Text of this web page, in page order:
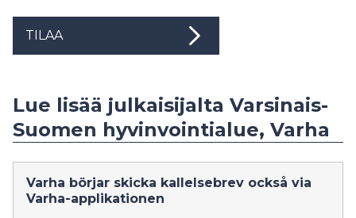
TILAA
Lue lisää julkaisijalta Varsinais-
Suomen hyvinvointialue, Varha
Varha börjar skicka kallelsebrev också via
Varha-applikationen